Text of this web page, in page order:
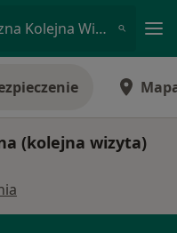
Konsultacja Psychiatryczna Kolejna Wizyta • Katowice, śląskie
(kolejna wizyta)